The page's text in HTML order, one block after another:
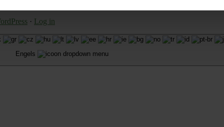
· Log in
Engels